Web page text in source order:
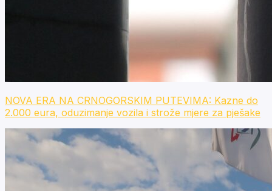
NOVA ERA NA CRNOGORSKIM PUTEVIMA: Kazne do
2.000 eura, oduzimanje vozila i strože mjere za pješake